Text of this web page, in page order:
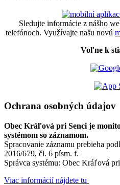
Sledujte informácie z nášho
telefónoch. Využívajte našu novú
Voľne k
Ochrana osobných údajov
Obec Kráľová pri Senci je
systémom so záznamom.
Spracovanie záznamu prebieha
2016/679, čl. 6 písm. f.
Správca systému: Obec Kráľová
Viac informácií nájdete tu